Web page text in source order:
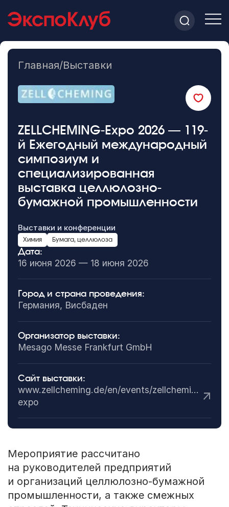
Главная/Выставки
ZELLCHEMING-Expo 2026 — 119-
й Ежегодный международный
симпозиум и
специализированная
выставка целлюлозно-
бумажной промышленности
Выставки и конференции
Химия Бумага, целлюлоза
Дата:
16 июня 2026 — 18 июня 2026
Город и страна проведения:
Германия, Висбаден
Организатор выставки:
Mesago Messe Frankfurt GmbH
Сайт выставки:
www.zellcheming.de/en/events/zellcheming-
expo
Мероприятие рассчитано
на руководителей предприятий
и организаций целлюлозно-бумажной
промышленности, а также смежных